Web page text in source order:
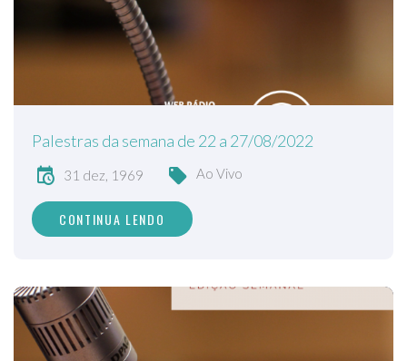
Palestras da semana de 22 a 27/08/2022
31 dez, 1969 Ao Vivo
CONTINUA LENDO